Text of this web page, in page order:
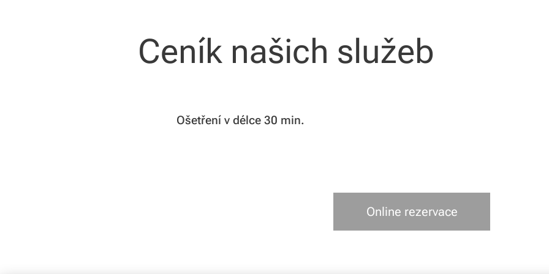
Ceník našich služeb
Ošetření v délce 30 min.
Online rezervace